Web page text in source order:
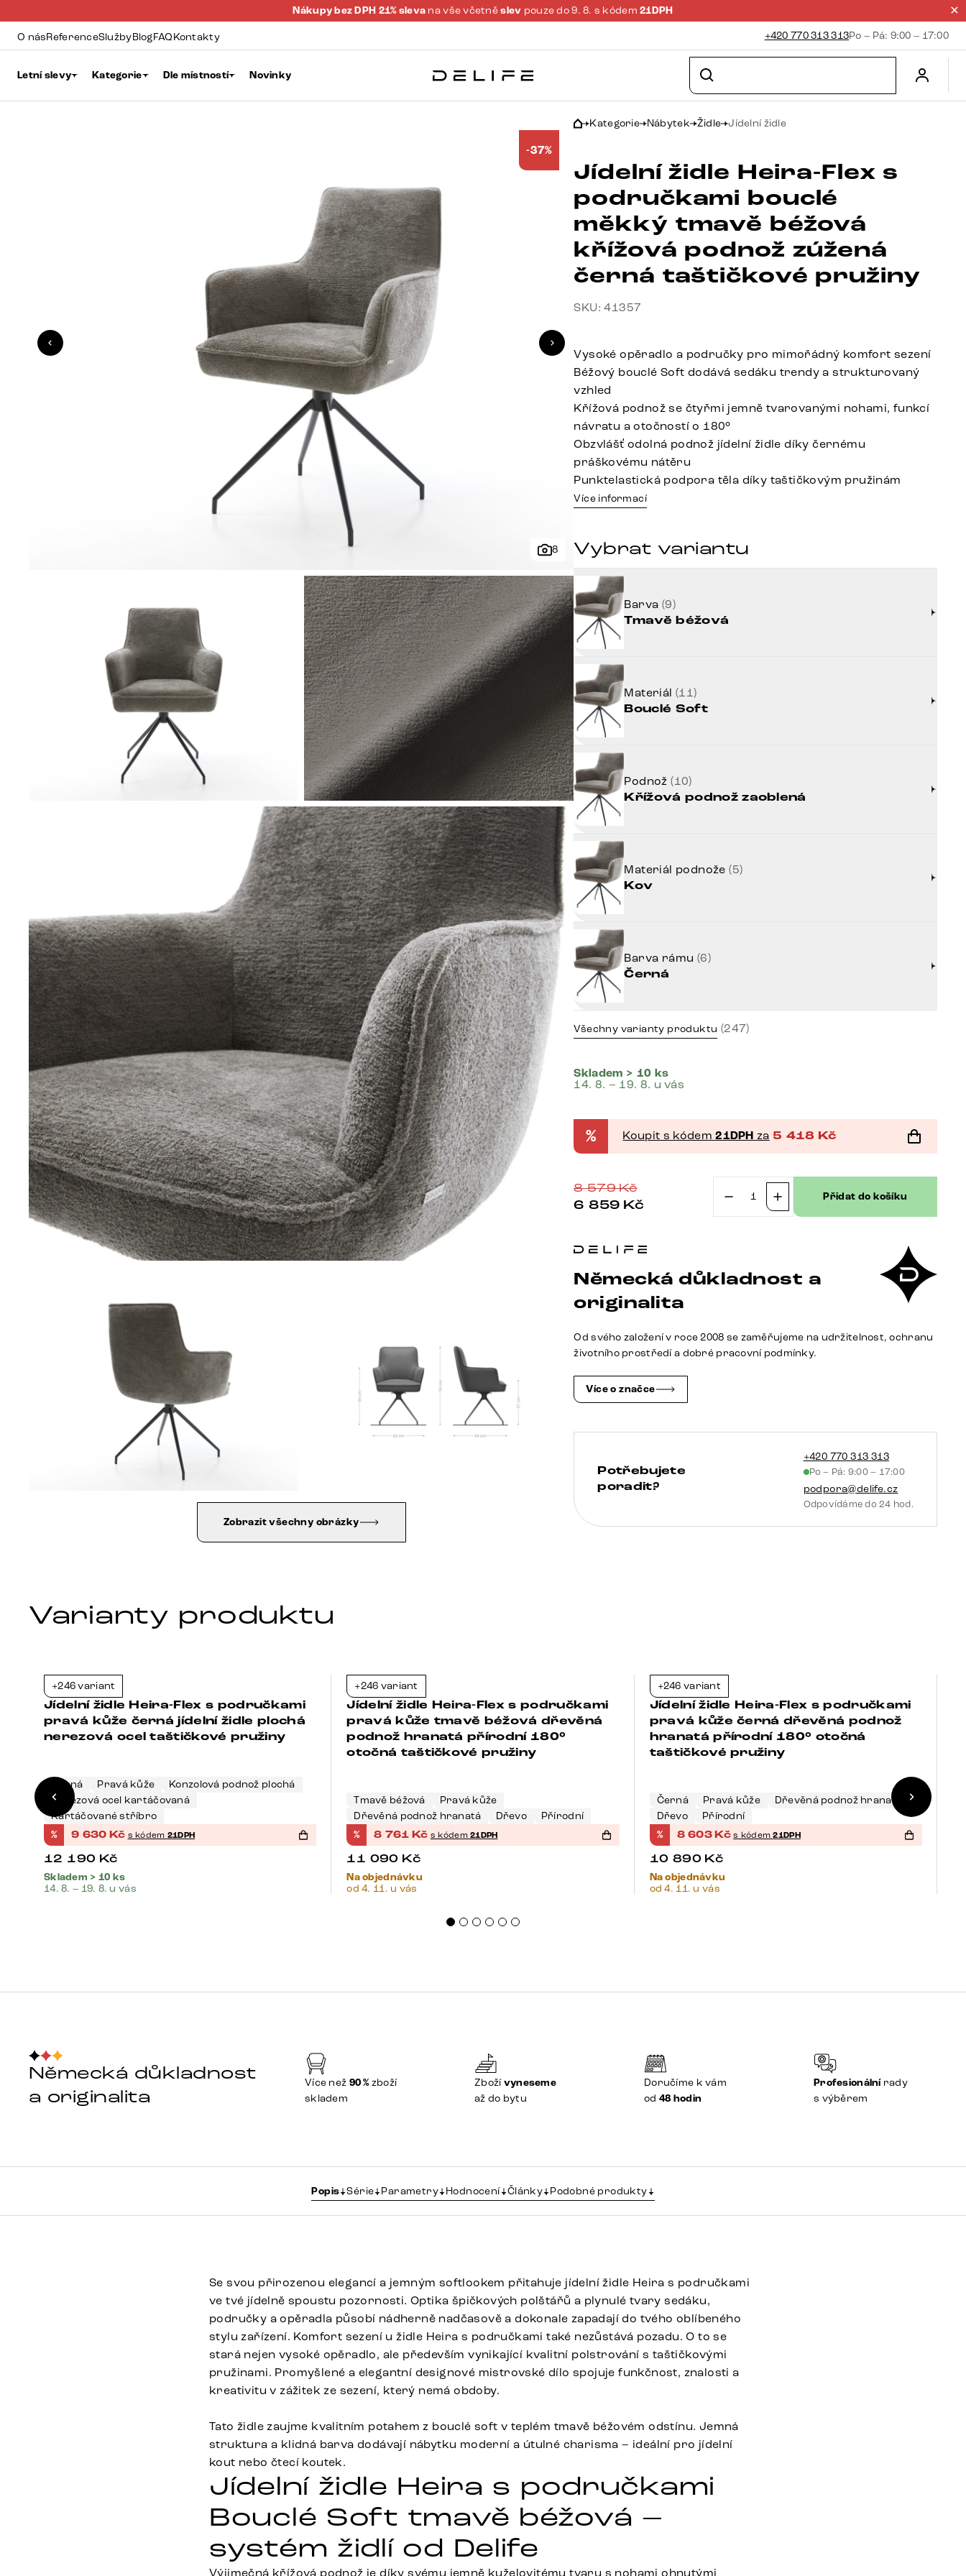
Nákupy bez DPH 21% sleva na vše včetněslev pouze do 9. 8. s kódem21DPH
O násReferenceSlužbyBlogFAQKontakty +420 770 313 313Po – Pá: 9:00 – 17:00
Letní slevy Kategorie Dle místností Novinky
8
-37%
Zobrazit všechny obrázky
Kategorie Nábytek Židle Jídelní židle
Jídelní židle Heira-Flex s
područkami bouclé
měkký tmavě béžová
křížová podnož zúžená
černá taštičkové pružiny
SKU: 41357
Vysoké opěradlo a područky pro mimořádný komfort sezení
Béžový bouclé Soft dodává sedáku trendy a strukturovaný
vzhled
Křížová podnož se čtyřmi jemně tvarovanými nohami, funkcí
návratu a otočností o 180°
Obzvlášť odolná podnož jídelní židle díky černému
práškovému nátěru
Punktelastická podpora těla díky taštičkovým pružinám
Více informací
Vybrat variantu
Barva (9)
Tmavě béžová
Materiál (11)
Bouclé Soft
Podnož(10)
Křížová podnož zaoblená
Materiál podnože(5)
Kov
Barva rámu (6)
Černá
Všechny varianty produktu (247)
Skladem > 10 ks
14. 8. – 19. 8. u vás
% Koupit s kódem21DPH za 5 418 Kč
8 579Kč
6 859 Kč
s
měkký
tmavě
Přidat do košíku
Německá důkladnost a
originalita
Od svého založení v roce 2008 se zaměřujeme na udržitelnost, ochranu
životního prostředí a dobré pracovní podmínky.
Více o značce
Potřebujete
poradit?
+420 770 313 313
Po – Pá: 9:00 – 17:00
podpora@delife.cz
Odpovídáme do 24 hod.
Varianty produktu
+246 variant
Jídelní židle Heira-Flex s područkami
pravá kůže černá jídelní židle plochá
nerezová ocel taštičkové pružiny
Černá Pravá kůže
Konzolová podnož plochá
Nerezová ocel kartáčovaná
Kartáčované stříbro
% 9 630 Kč s kódem 21DPH
12 190 Kč
Skladem > 10 ks
14. 8. – 19. 8. u vás
+246 variant
Jídelní židle Heira-Flex s područkami
pravá kůže tmavě béžová dřevěná
podnož hranatá přírodní 180°
otočná taštičkové pružiny
Tmavě béžová
Pravá kůže
Dřevěná podnož hranatá
Dřevo Přírodní
% 8 761Kč s kódem21DPH
11 090 Kč
Na objednávku
od 4. 11. u vás
+246 variant
Jídelní židle Heira-Flex s područkami
pravá kůže černá dřevěná podnož
hranatá přírodní 180° otočná
taštičkové pružiny
Černá Pravá kůže
Dřevěná podnož hranatá
Dřevo
Přírodní
% 8 603Kč s kódem21DPH
10 890 Kč
Na objednávku
od 4. 11. u vás
Německá důkladnost
a originalita
Více než 90 %zboží
skladem
Zbožívyneseme
až do bytu
Doručíme k vám
od 48 hodin
Profesionálnírady
s výběrem
Popis Série Parametry Hodnocení Články Podobné produkty
Se svou přirozenou elegancí a jemným softlookem přitahuje jídelní židle Heira s područkami
ve tvé jídelně spoustu pozornosti. Optika špičkových polštářů a plynulé tvary sedáku,
područky a opěradla působí nádherně nadčasově a dokonale zapadají do tvého oblíbeného
stylu zařízení. Komfort sezení u židle Heira s područkami také nezůstává pozadu. O to se
stará nejen vysoké opěradlo, ale především vynikající kvalitní polstrování s taštičkovými
pružinami. Promyšlené a elegantní designové mistrovské dílo spojuje funkčnost, znalosti a
kreativitu v zážitek ze sezení, který nemá obdoby.
Tato židle zaujme kvalitním potahem z bouclé soft v teplém tmavě béžovém odstínu. Jemná
struktura a klidná barva dodávají nábytku moderní a útulné charisma – ideální pro jídelní
kout nebo čtecí koutek.
Jídelní židle Heira s područkami
Bouclé Soft tmavě béžová –
systém židlí od Delife
Výjimečná křížová podnož je díky svému jemně kuželovitému tvaru s nohami ohnutými